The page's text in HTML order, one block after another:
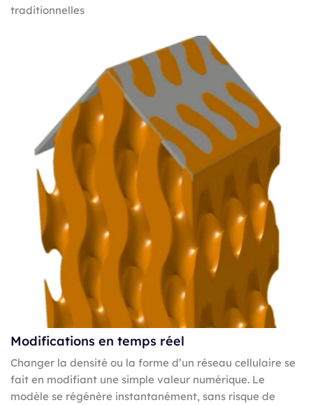
traditionnelles
Modifications en temps réel
Changer la densité ou la forme d’un réseau cellulaire se
fait en modifiant une simple valeur numérique. Le
modèle se régénère instantanément, sans risque de